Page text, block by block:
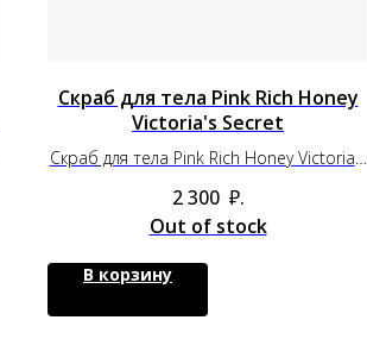
Скраб для тела Pink Rich Honey
Victoria's Secret
Скраб для тела Pink Rich Honey Victoria's
2 300 ₽.
Out of stock
В корзину